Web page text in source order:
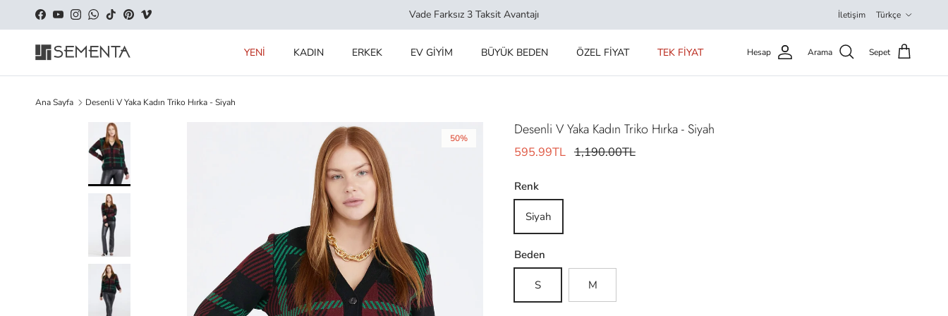
İçeriği geç
Facebook
YouTubeInstagramWhatsApp
TikTokPinterestVimeo Vade Farksız 3 Taksit Avantajı İletişim Türkçe
YENİ KADIN ERKEK EV GİYİM BÜYÜK BEDEN ÖZEL FİYAT TEK FİYAT Hesap Arama Sepet
Ana Sayfa Desenli V Yaka Kadın Triko Hırka - Siyah
50% Desenli V Yaka Kadın Triko Hırka - Siyah
595.99TL 1,190.00TL
Renk
Siyah
Beden
S M